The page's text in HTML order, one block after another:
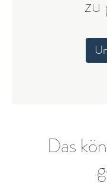
Das